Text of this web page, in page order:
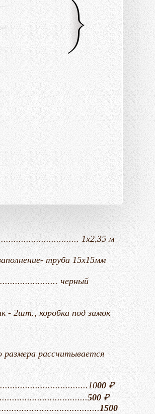
1х2,35 м
труба 15х15мм
черный
- 2шт., коробка под замок
рассчитывается
00₽
500₽
1500